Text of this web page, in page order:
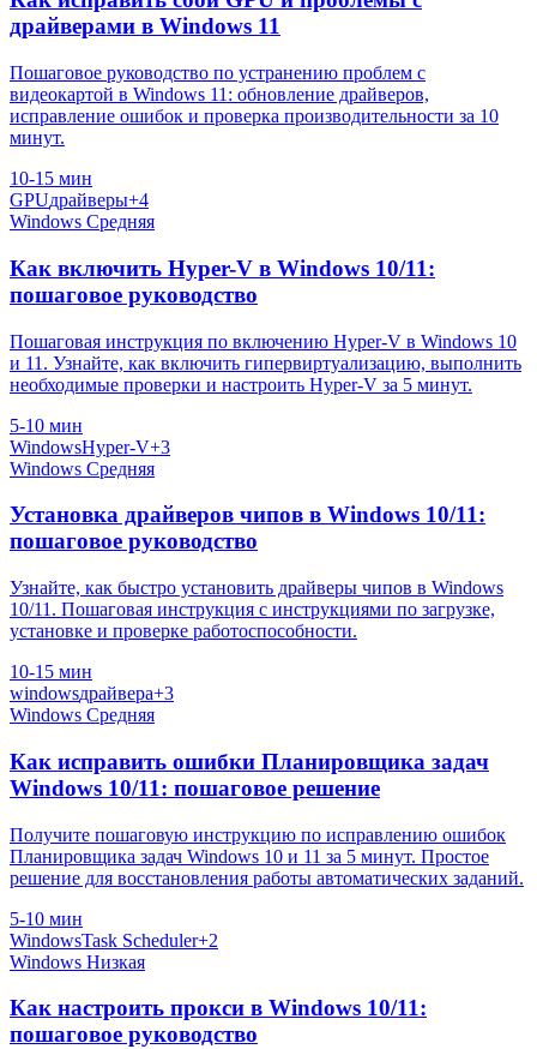
драйверами в Windows 11
Пошаговое руководство по устранению проблем с
видеокартой в Windows 11: обновление драйверов,
исправление ошибок и проверка производительности за 10
минут.
10-15 мин
GPUдрайверы+4
Windows Средняя
Как включить Hyper-V в Windows 10/11:
пошаговое руководство
Пошаговая инструкция по включению Hyper-V в Windows 10
и 11. Узнайте, как включить гипервиртуализацию, выполнить
необходимые проверки и настроить Hyper-V за 5 минут.
5-10 мин
WindowsHyper-V+3
Windows Средняя
Установка драйверов чипов в Windows 10/11:
пошаговое руководство
Узнайте, как быстро установить драйверы чипов в Windows
10/11. Пошаговая инструкция с инструкциями по загрузке,
установке и проверке работоспособности.
10-15 мин
windowsдрайвера+3
Windows Средняя
Как исправить ошибки Планировщика задач
Windows 10/11: пошаговое решение
Получите пошаговую инструкцию по исправлению ошибок
Планировщика задач Windows 10 и 11 за 5 минут. Простое
решение для восстановления работы автоматических заданий.
5-10 мин
WindowsTask Scheduler+2
Windows Низкая
Как настроить прокси в Windows 10/11:
пошаговое руководство